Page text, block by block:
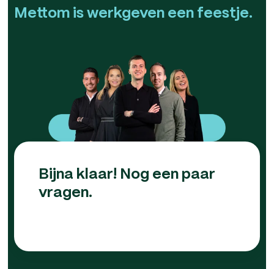
Mettom is werkgeven een feestje.
Bijna klaar! Nog een paar
vragen.